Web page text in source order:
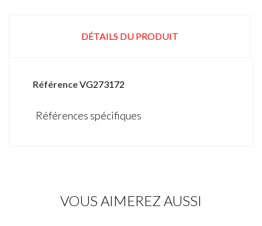
DÉTAILS DU PRODUIT
RéférenceVG273172
Références spécifiques
VOUS AIMEREZ AUSSI